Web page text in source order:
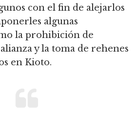
con el fin de alejarlos
algunas
la prohibición de
y la toma de rehenes
en Kioto.